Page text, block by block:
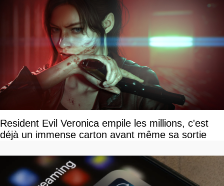
Resident Evil Veronica empile les millions, c'est
déjà un immense carton avant même sa sortie